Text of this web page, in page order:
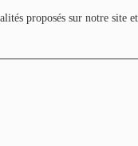
proposés sur notre site
Joël
par mois